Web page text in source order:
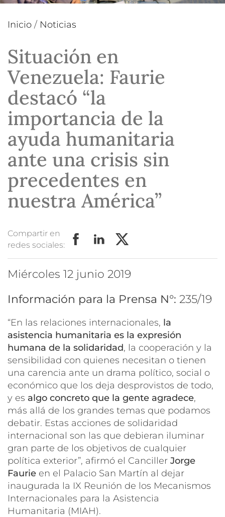
Inicio / Noticias
Situación en
Venezuela: Faurie
destacó “la
importancia de la
ayuda humanitaria
ante una crisis sin
precedentes en
nuestra América”
Compartir en
redes sociales:
miércoles 12 junio 2019
Información para la Prensa N°: 235/19
“En las relaciones internacionales, la
asistencia humanitaria es la expresión
humana de la solidaridad, la cooperación y la
sensibilidad con quienes necesitan o tienen
una carencia ante un drama político, social o
económico que los deja desprovistos de todo,
y es algo concreto que la gente agradece,
más allá de los grandes temas que podamos
debatir. Estas acciones de solidaridad
internacional son las que debieran iluminar
gran parte de los objetivos de cualquier
política exterior”, afirmó el Canciller Jorge
Faurie en el Palacio San Martín al dejar
inaugurada la IX Reunión de los Mecanismos
Internacionales para la Asistencia
Humanitaria (MIAH).